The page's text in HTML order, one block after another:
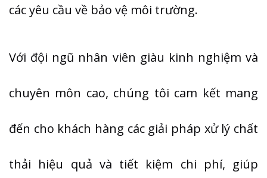
các yêu cầu về bảo vệ môi trường.
Với đội ngũ nhân viên giàu kinh nghiệm và
chuyên môn cao, chúng tôi cam kết mang
đến cho khách hàng các giải pháp xử lý chất
thải hiệu quả và tiết kiệm chi phí, giúp